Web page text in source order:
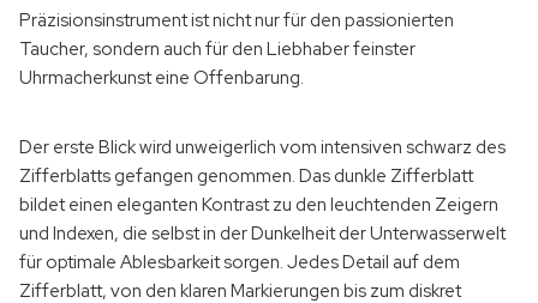
Präzisionsinstrument ist nicht nur für den passionierten
Taucher, sondern auch für den Liebhaber feinster
Uhrmacherkunst eine Offenbarung.
Der erste Blick wird unweigerlich vom intensiven schwarz des
Zifferblatts gefangen genommen. Das dunkle Zifferblatt
bildet einen eleganten Kontrast zu den leuchtenden Zeigern
und Indexen, die selbst in der Dunkelheit der Unterwasserwelt
für optimale Ablesbarkeit sorgen. Jedes Detail auf dem
Zifferblatt, von den klaren Markierungen bis zum diskret